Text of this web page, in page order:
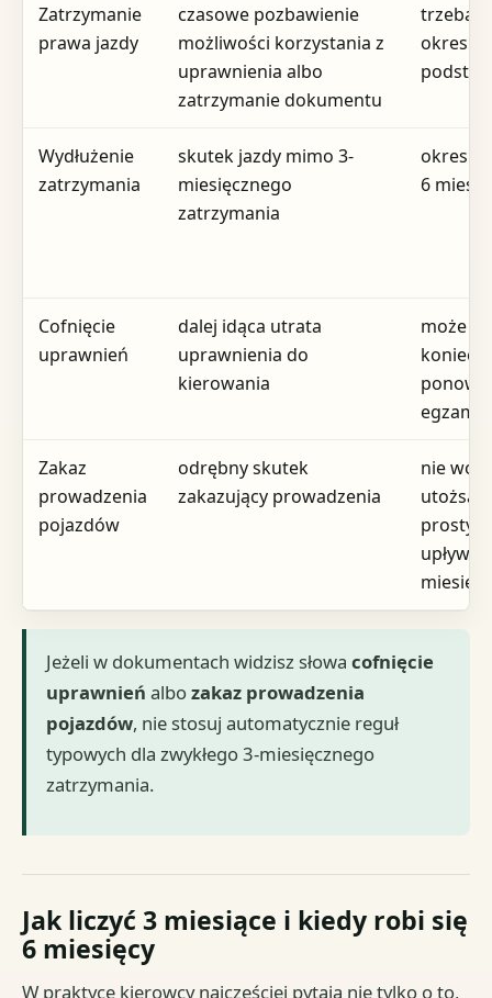
Zatrzymanie
prawa jazdy
czasowe pozbawienie
możliwości korzystania z
uprawnienia albo
zatrzymanie dokumentu
trzeba
okres i
Wydłużenie
zatrzymania
skutek jazdy mimo 3-
miesięcznego
zatrzymania
okres
6
Cofnięcie
uprawnień
dalej idąca utrata
uprawnienia do
kierowania
może
Zakaz
prowadzenia
pojazdów
odrębny skutek
zakazujący prowadzenia
nie
prostym
miesięcy
Jeżeli w dokumentach widzisz słowacofnięcie
uprawnień albozakaz prowadzenia
pojazdów, nie stosuj automatycznie reguł
typowych dla zwykłego 3-miesięcznego
zatrzymania.
Jak liczyć 3 miesiące i kiedy robi się
6 miesięcy
W praktyce kierowcy najczęściej pytają nie tylko o to,